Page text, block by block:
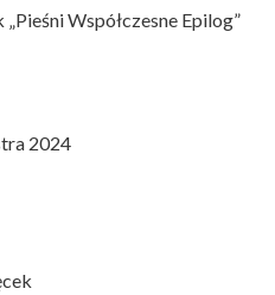
Współczesne Epilog”
2024